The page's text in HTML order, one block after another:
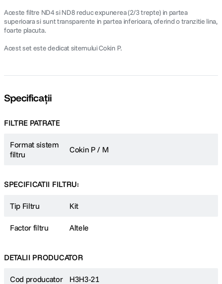
Aceste filtre ND4 si ND8 reduc expunerea (2/3 trepte) in partea
superioara si sunt transparente in partea inferioara, oferind o tranzitie lina,
foarte placuta.
Acest set este dedicat sitemului Cokin P.
Specificații
FILTRE PATRATE
Format sistem
filtru
Cokin P / M
SPECIFICATII FILTRU:
Tip Filtru Kit
Factor filtru Altele
DETALII PRODUCATOR
Cod producator H3H3-21